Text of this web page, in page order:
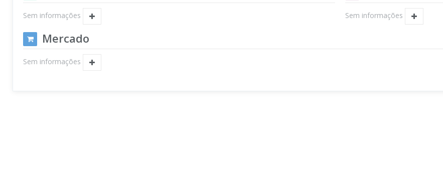
Sem informações Sem informações
Mercado
Sem informações